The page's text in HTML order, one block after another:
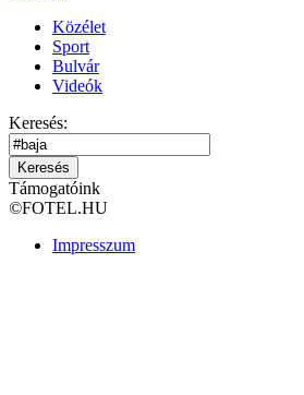
Közélet
Sport
Bulvár
Videók
Keresés:
Keresés
Támogatóink
©FOTEL.HU
Impresszum